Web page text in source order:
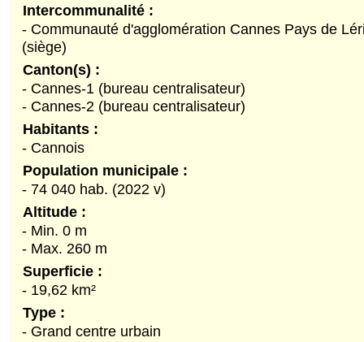
Intercommunalité :
- Communauté d'agglomération Cannes Pays de
(siège)
Canton(s) :
- Cannes-1 (bureau centralisateur)
- Cannes-2 (bureau centralisateur)
Habitants :
- Cannois
Population municipale :
- 74 040 hab. (2022 v)
Altitude :
- Min. 0 m
- Max. 260 m
Superficie :
- 19,62 km²
Type :
- Grand centre urbain